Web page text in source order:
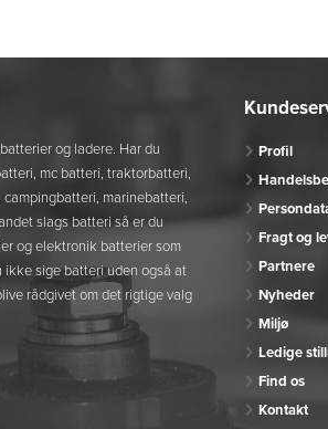
og ladere. Har du
mc batteri, traktorbatteri,
marinebatteri,
slags batteri så er du
og elektronik batterier som
sige batteri uden også at
rådgivet om det rigtige valg
Profil
Fragt og
Partnere
Nyheder
Miljø
Ledige
Find os
Kontakt